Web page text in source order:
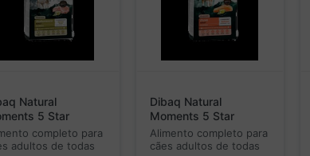
Natural
5 Star
(Porco
Monoprotein
completo para
adultos de todas
Dibaq Natural
Moments 5 Star
Ocean - Salmon -
Monoprotein
Alimento completo para
cães adultos de todas